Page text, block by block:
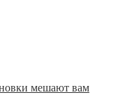
мешают вам